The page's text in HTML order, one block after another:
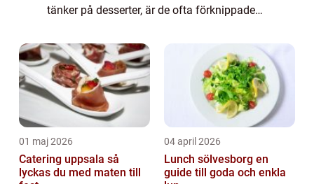
tänker på desserter, är de ofta förknippade
kräver sista-minutenarbe...
01 maj 2026
Catering uppsala så
lyckas du med maten till
04 april 2026
Lunch sölvesborg en
guide till goda och enkla